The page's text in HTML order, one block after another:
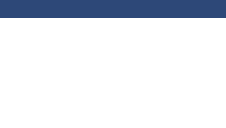
Название онлайн медиа — «OBOZ.UA»